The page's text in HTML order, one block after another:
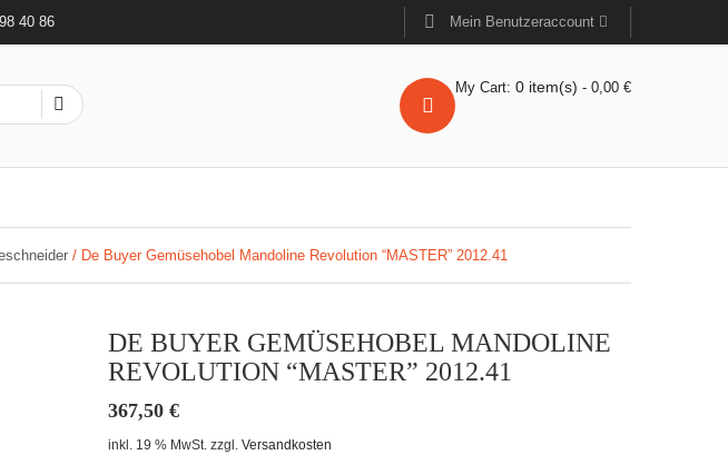
40 86 Mein Benutzeraccount
My Cart: 0 item(s) - 0,00 €
/ De Buyer Gemüsehobel Mandoline Revolution “MASTER” 2012.41
DE BUYER GEMÜSEHOBEL MANDOLINE
REVOLUTION “MASTER” 2012.41
367,50 €
inkl. 19 % MwSt. zzgl. Versandkosten